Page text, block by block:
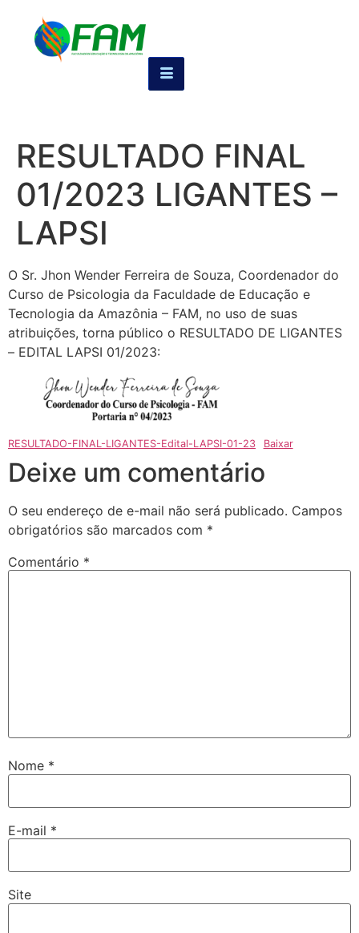
RESULTADO FINAL
01/2023 LIGANTES –
LAPSI
O Sr. Jhon Wender Ferreira de Souza, Coordenador do
Curso de Psicologia da Faculdade de Educação e
Tecnologia da Amazônia – FAM, no uso de suas
atribuições, torna público o RESULTADO DE LIGANTES
– EDITAL LAPSI 01/2023:
RESULTADO-FINAL-LIGANTES-Edital-LAPSI-01-23 Baixar
Deixe um comentário
O seu endereço de e-mail não será publicado. Campos
obrigatórios são marcados com *
Comentário *
Nome *
E-mail *
Site